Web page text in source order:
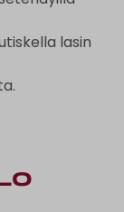
lasin